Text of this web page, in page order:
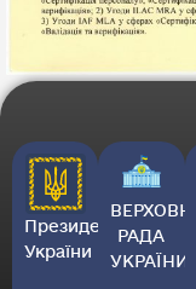
Президент
України
ВЕРХОВНА
РАДА
УКРАЇНИ